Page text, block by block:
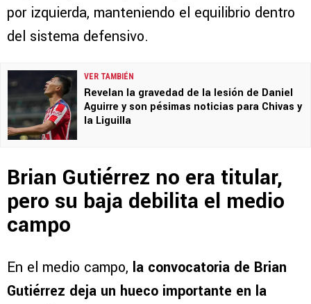
por izquierda, manteniendo el equilibrio dentro
del sistema defensivo.
VER TAMBIÉN
Revelan la gravedad de la lesión de Daniel
Aguirre y son pésimas noticias para Chivas y
la Liguilla
Brian Gutiérrez no era titular,
pero su baja debilita el medio
campo
En el medio campo, la convocatoria de Brian
Gutiérrez deja un hueco importante en la